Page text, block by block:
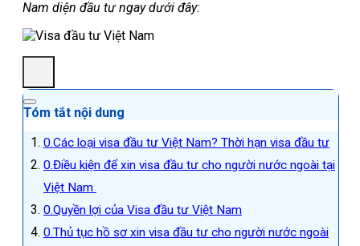
Nam diện đầu tư ngay dưới đây:
Tóm tắt nội dung
Các loại visa đầu tư Việt Nam? Thời hạn visa đầu tư
Điều kiện để xin visa đầu tư cho người nước ngoài tại
Việt Nam
Quyền lợi của Visa đầu tư Việt Nam
Thủ tục hồ sơ xin visa đầu tư cho người nước ngoài